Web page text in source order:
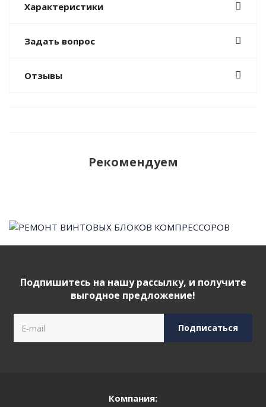
Характеристики
Задать вопрос
Отзывы
Рекомендуем
Подпишитесь на нашу рассылку, и получите
выгодное предложение!
Компания: